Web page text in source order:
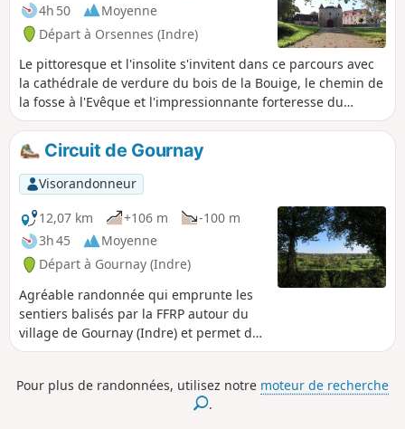
4h 50
Moyenne
Départ à Orsennes (Indre)
Le pittoresque et l'insolite s'invitent dans ce parcours avec
la cathédrale de verdure du bois de la Bouige, le chemin de
la fosse à l'Evêque et l'impressionnante forteresse du
Château du Breuil-Yvain (privé).
Circuit de Gournay
Visorandonneur
12,07 km
+106 m
-100 m
3h 45
Moyenne
Départ à Gournay (Indre)
Agréable randonnée qui emprunte les
sentiers balisés par la FFRP autour du
village de Gournay (Indre) et permet de
découvrir les prairies avoisinantes par
Pour plus de randonnées, utilisez notre moteur de recherche
.